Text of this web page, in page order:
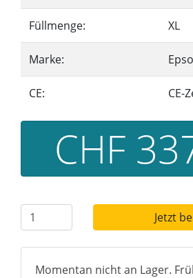
Füllmenge: XL
Marke:
CE: CE-
CHF
Jetzt
Momentan nicht an Lager.